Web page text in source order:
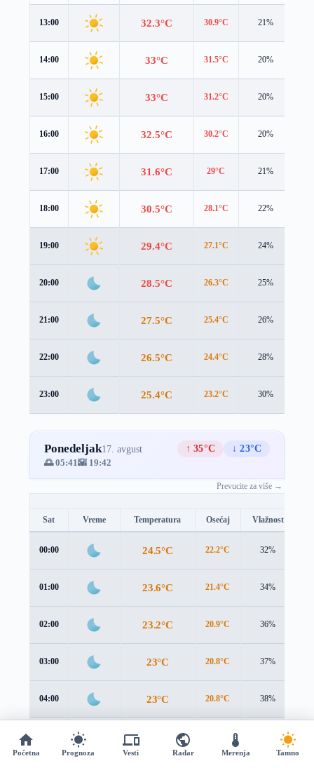
13:00 32.3°C 30.9°C 21%
14:00 33°C 31.5°C 20%
15:00 33°C 31.2°C 20%
16:00 32.5°C 30.2°C 20%
17:00 31.6°C 29°C 21%
18:00 30.5°C 28.1°C 22%
19:00 29.4°C 27.1°C 24%
20:00 28.5°C 26.3°C 25%
21:00 27.5°C 25.4°C 26%
22:00 26.5°C 24.4°C 28%
23:00 25.4°C 23.2°C 30%
Ponedeljak17. avgust ↑ 35°C
↓ 23°C
🌅 05:41🌇 19:42
Prevucite za više →
Sat Vreme Temperatura Osećaj Vlažnost
00:00 24.5°C 22.2°C 32%
01:00 23.6°C 21.4°C 34%
02:00 23.2°C 20.9°C 36%
03:00 23°C 20.8°C 37%
04:00 23°C 20.8°C 38%
Početna Prognoza Vesti Radar Merenja Tamno